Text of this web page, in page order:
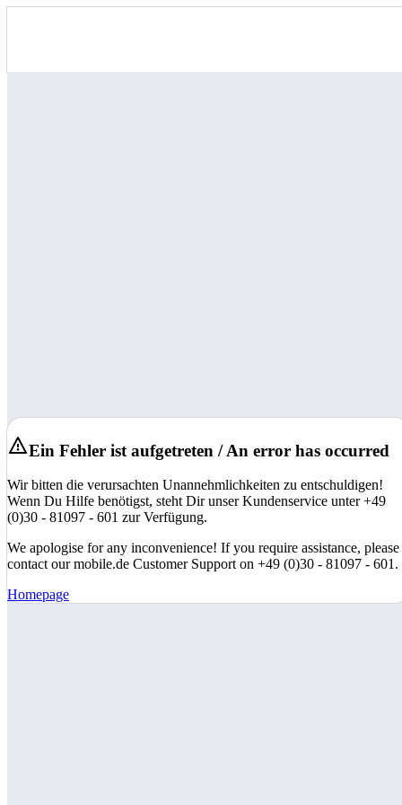
Ein Fehler ist aufgetreten / An error has occurred
Wir bitten die verursachten Unannehmlichkeiten zu entschuldigen!
Wenn Du Hilfe benötigst, steht Dir unser Kundenservice unter +49
(0)30 - 81097 - 601 zur Verfügung.
We apologise for any inconvenience! If you require assistance, please
contact our mobile.de Customer Support on +49 (0)30 - 81097 - 601.
Homepage